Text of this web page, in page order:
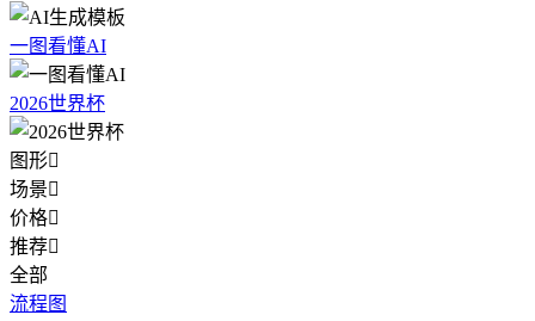
一图看懂AI
2026世界杯
图形
场景
价格
推荐
全部
流程图